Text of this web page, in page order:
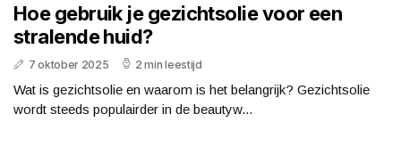
Hoe gebruik je gezichtsolie voor een
stralende huid?
7 oktober 2025 2 min leestijd
Wat is gezichtsolie en waarom is het belangrijk? Gezichtsolie
wordt steeds populairder in de beautyw...